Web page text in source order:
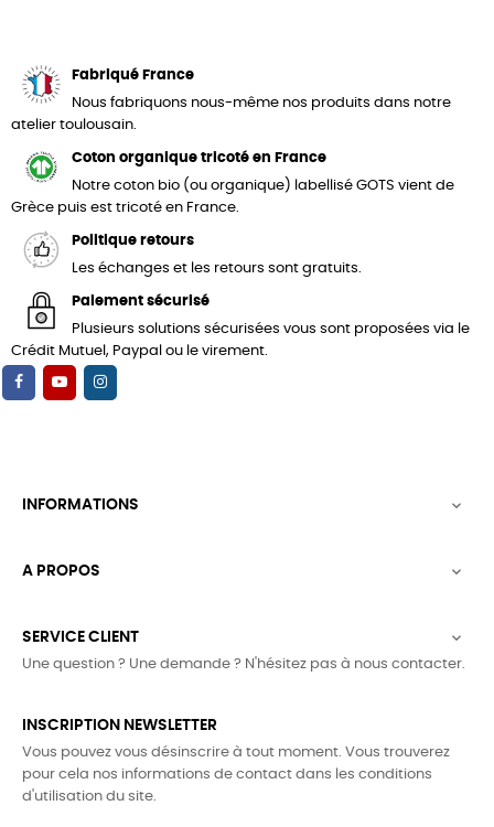
Fabriqué France
Nous fabriquons nous-même nos produits dans notre
atelier toulousain.
Coton organique tricoté en France
Notre coton bio (ou organique) labellisé GOTS vient de
Grèce puis est tricoté en France.
Politique retours
Les échanges et les retours sont gratuits.
Paiement sécurisé
Plusieurs solutions sécurisées vous sont proposées via le
Crédit Mutuel, Paypal ou le virement.
INFORMATIONS 
A PROPOS 
SERVICE CLIENT 
Une question ? Une demande ? N'hésitez pas à nous contacter.
INSCRIPTION NEWSLETTER
Vous pouvez vous désinscrire à tout moment. Vous trouverez
pour cela nos informations de contact dans les conditions
d'utilisation du site.